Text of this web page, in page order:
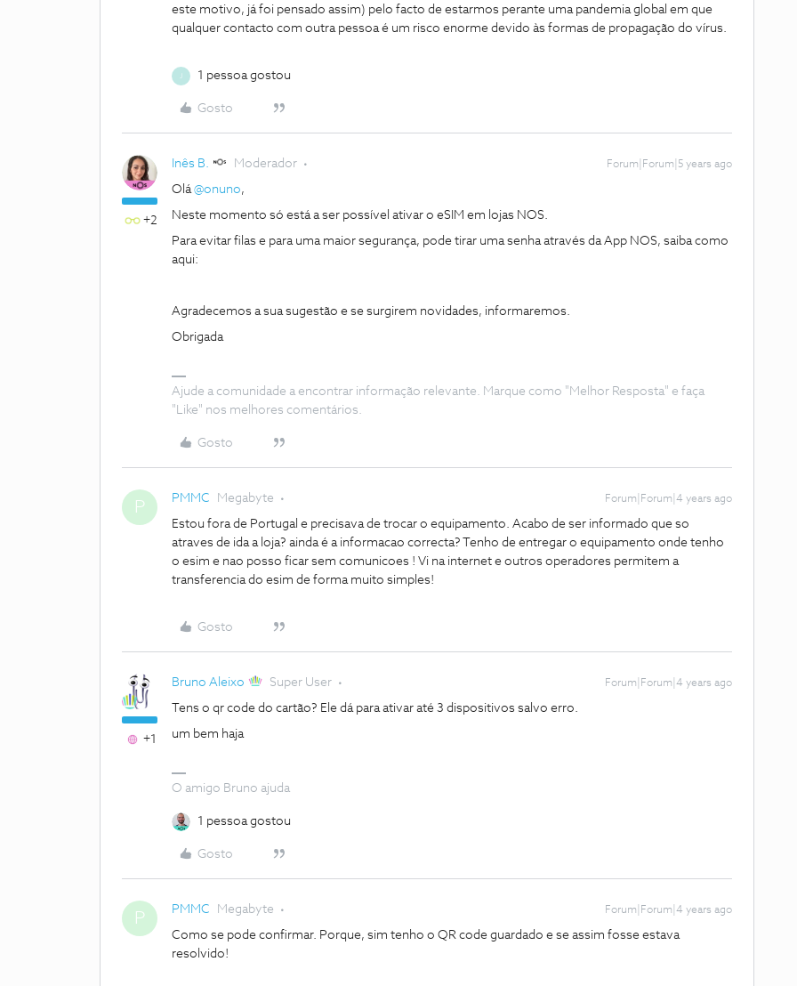
este motivo, já foi pensado assim) pelo facto de estarmos perante uma pandemia global em que
qualquer contacto com outra pessoa é um risco enorme devido às formas de propagação do vírus.
1 pessoa gostou
Gosto
+2
Inês B. Moderador Forum|Forum|5 years ago
Olá@onuno,
Neste momento só está a ser possível ativar o eSIM em lojas NOS.
Para evitar filas e para uma maior segurança, pode tirar uma senha através da App NOS, saiba como
aqui:
Agradecemos a sua sugestão e se surgirem novidades, informaremos.
Obrigada
Ajude a comunidade a encontrar informação relevante. Marque como "Melhor Resposta" e faça
"Like" nos melhores comentários.
Gosto
P PMMC Megabyte Forum|Forum|4 years ago
Estou fora de Portugal e precisava de trocar o equipamento. Acabo de ser informado que so
atraves de ida a loja? ainda é a informacao correcta? Tenho de entregar o equipamento onde tenho
o esim e nao posso ficar sem comunicoes ! Vi na internet e outros operadores permitem a
transferencia do esim de forma muito simples!
Gosto
+1
Bruno Aleixo Super User Forum|Forum|4 years ago
Tens o qr code do cartão? Ele dá para ativar até 3 dispositivos salvo erro.
um bem haja
O amigo Bruno ajuda
1 pessoa gostou
Gosto
P PMMC Megabyte Forum|Forum|4 years ago
Como se pode confirmar. Porque, sim tenho o QR code guardado e se assim fosse estava
resolvido!